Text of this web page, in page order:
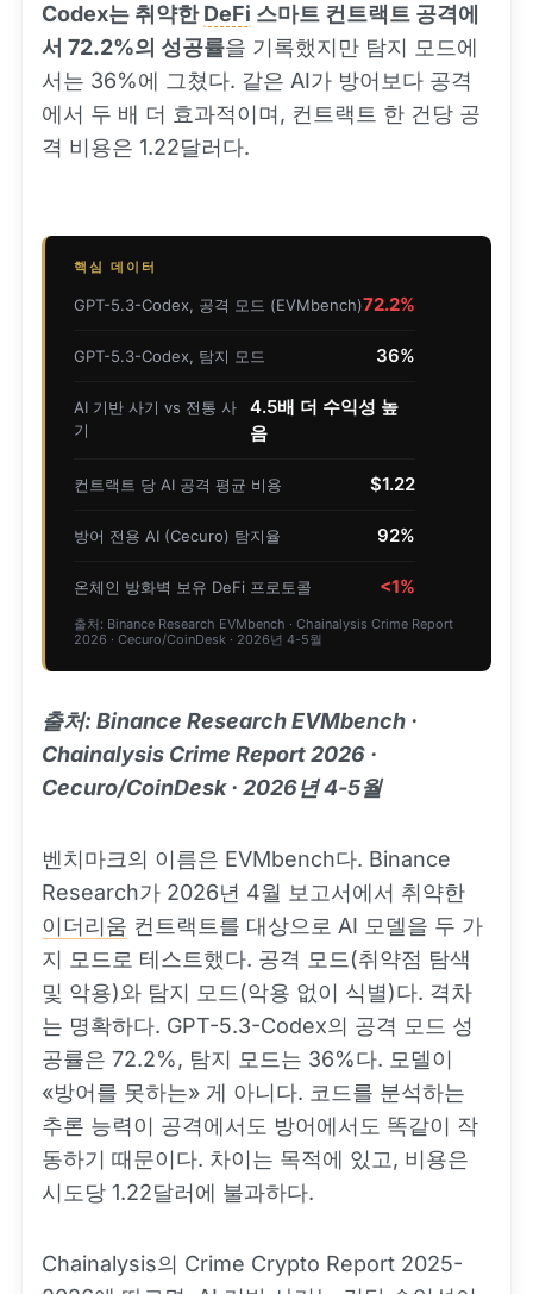
Codex는 취약한DeFi 스마트 컨트랙트 공격에
서 72.2%의 성공률을 기록했지만 탐지 모드에
서는 36%에 그쳤다. 같은 AI가 방어보다 공격
에서 두 배 더 효과적이며, 컨트랙트 한 건당 공
격 비용은 1.22달러다.
핵심 데이터
GPT-5.3-Codex, 공격 모드 (EVMbench)72.2%
GPT-5.3-Codex, 탐지 모드 36%
AI 기반 사기 vs 전통 사
기
4.5배 더 수익성 높
음
컨트랙트 당 AI 공격 평균 비용 $1.22
방어 전용 AI (Cecuro) 탐지율 92%
온체인 방화벽 보유 DeFi 프로토콜 <1%
출처: Binance Research EVMbench · Chainalysis Crime Report
2026 · Cecuro/CoinDesk · 2026년 4-5월
출처: Binance Research EVMbench ·
Chainalysis Crime Report 2026 ·
Cecuro/CoinDesk · 2026년 4-5월
벤치마크의 이름은 EVMbench다. Binance
Research가 2026년 4월 보고서에서 취약한
이더리움 컨트랙트를 대상으로 AI 모델을 두 가
지 모드로 테스트했다. 공격 모드(취약점 탐색
및 악용)와 탐지 모드(악용 없이 식별)다. 격차
는 명확하다. GPT-5.3-Codex의 공격 모드 성
공률은 72.2%, 탐지 모드는 36%다. 모델이
«방어를 못하는» 게 아니다. 코드를 분석하는
추론 능력이 공격에서도 방어에서도 똑같이 작
동하기 때문이다. 차이는 목적에 있고, 비용은
시도당 1.22달러에 불과하다.
Chainalysis의 Crime Crypto Report 2025-